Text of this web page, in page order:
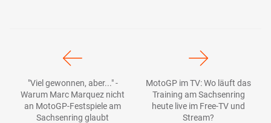
"Viel gewonnen, aber..." -
Warum Marc Marquez nicht
an MotoGP-Festspiele am
Sachsenring glaubt
MotoGP im TV: Wo läuft das
Training am Sachsenring
heute live im Free-TV und
Stream?